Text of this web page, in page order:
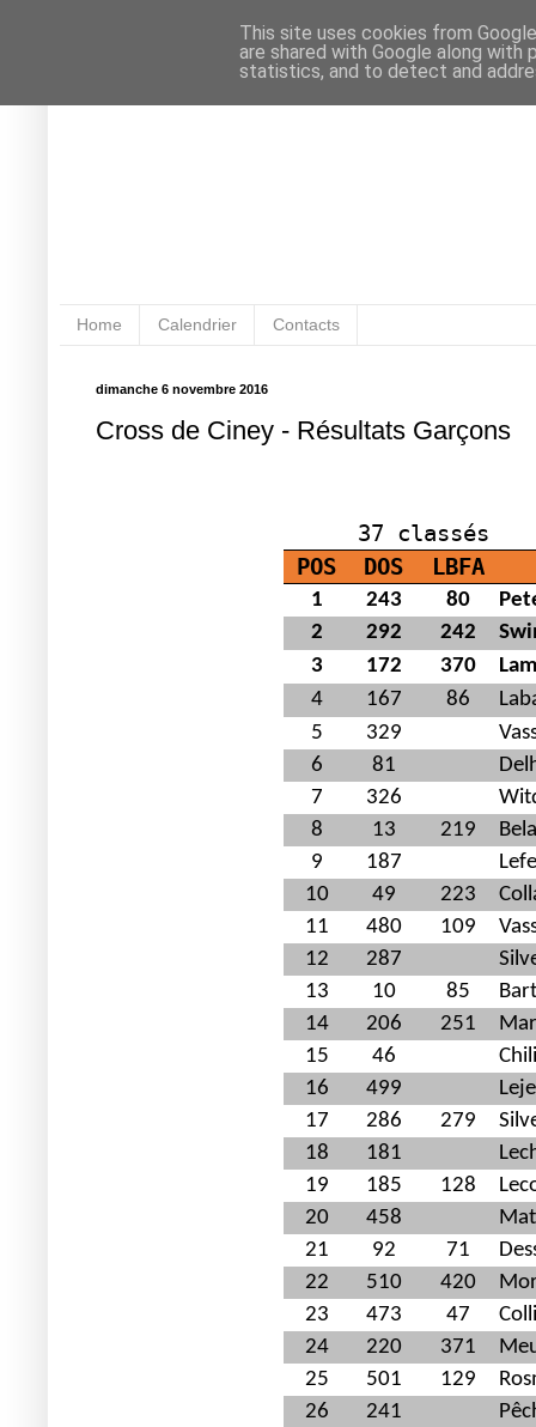
Home Calendrier Contacts
dimanche 6 novembre 2016
Cross de Ciney - Résultats Garçons
37 classés
POS
DOS LBFA
1 243 80
2
292 242
3
172 370
4
167 86
5
329
6
81
7
326
8
13 219
9
187
10
49 223
11
480 109
12
287
13
10 85
14
206 251
15
46
16
499
17
286 279
18
181
19
185 128
20
458
21
92 71
22
510 420
23
473 47
24
220 371
25
501 129
26
241
This site uses cookies from
are shared with Google along
statistics, and to detect and